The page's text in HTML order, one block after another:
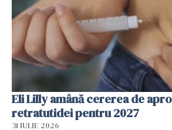
Eli Lilly amână cererea de
retratutidei pentru 2027
31 IULIE 2026